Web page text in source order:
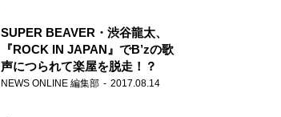
SUPER BEAVER・渋谷龍太、
『ROCK IN JAPAN』でB’zの歌
声につられて楽屋を脱走！？
NEWS ONLINE 編集部 2017.08.14